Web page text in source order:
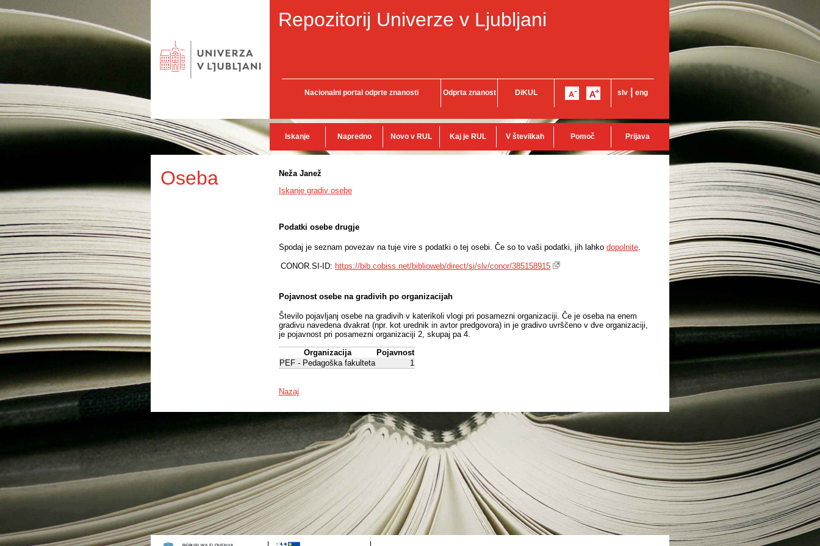
Repozitorij Univerze v Ljubljani
Nacionalni portal odprte znanosti Odprta znanost DiKUL slv eng
Iskanje Napredno Novo v RUL Kaj je RUL V številkah Pomoč Prijava
Oseba
Neža Janež
Iskanje gradiv osebe
Podatki osebe drugje
Spodaj je seznam povezav na tuje vire s podatki o tej osebi. Če so to vaši podatki, jih lahko dopolnite
CONOR.SI-ID: https://bib.cobiss.net/biblioweb/direct/si/slv/conor/385158915
Pojavnost osebe na gradivih po organizacijah
Število pojavljanj osebe na gradivih v katerikoli vlogi pri posamezni organizaciji. Če je oseba na enem
gradivu navedena dvakrat (npr. kot urednik in avtor predgovora) in je gradivo uvrščeno v dve organizaciji,
je pojavnost pri posamezni organizaciji 2, skupaj pa 4.
Organizacija
Pojavnost
PEF - Pedagoška fakulteta
1
Nazaj